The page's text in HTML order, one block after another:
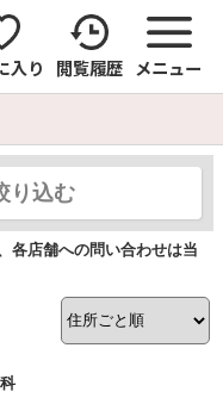
入り 閲覧履歴 メニュー
り込む
各店舗への問い合わせは当